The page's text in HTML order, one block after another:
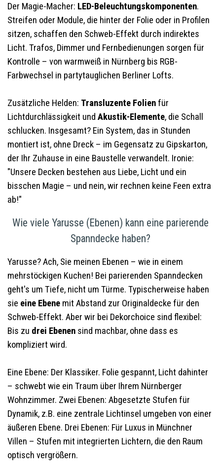
Der Magie-Macher: LED-Beleuchtungskomponenten.
Streifen oder Module, die hinter der Folie oder in Profilen
sitzen, schaffen den Schweb-Effekt durch indirektes
Licht. Trafos, Dimmer und Fernbedienungen sorgen für
Kontrolle – von warmweiß in Nürnberg bis RGB-
Farbwechsel in partytauglichen Berliner Lofts.
Zusätzliche Helden: Transluzente Folienfür
Lichtdurchlässigkeit und Akustik-Elemente, die Schall
schlucken. Insgesamt? Ein System, das in Stunden
montiert ist, ohne Dreck – im Gegensatz zu Gipskarton,
der Ihr Zuhause in eine Baustelle verwandelt. Ironie:
"Unsere Decken bestehen aus Liebe, Licht und ein
bisschen Magie – und nein, wir rechnen keine Feen extra
ab!"
Wie viele Yarusse (Ebenen) kann eine parierende
Spanndecke haben?
Yarusse? Ach, Sie meinen Ebenen – wie in einem
mehrstöckigen Kuchen! Bei parierenden Spanndecken
geht's um Tiefe, nicht um Türme. Typischerweise haben
sie eine Ebene mit Abstand zur Originaldecke für den
Schweb-Effekt. Aber wir bei Dekorchoice sind flexibel:
Bis zu drei Ebenen sind machbar, ohne dass es
kompliziert wird.
Eine Ebene: Der Klassiker. Folie gespannt, Licht dahinter
– schwebt wie ein Traum über Ihrem Nürnberger
Wohnzimmer. Zwei Ebenen: Abgesetzte Stufen für
Dynamik, z.B. eine zentrale Lichtinsel umgeben von einer
äußeren Ebene. Drei Ebenen: Für Luxus in Münchner
Villen – Stufen mit integrierten Lichtern, die den Raum
optisch vergrößern.